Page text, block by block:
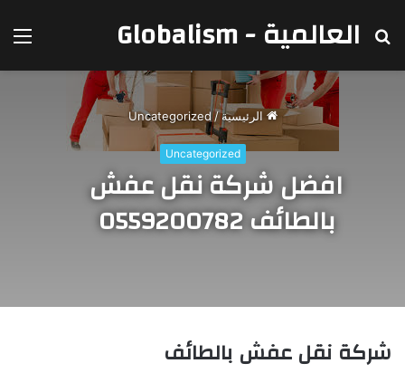
العالمية - Globalism
الرئيسية/
Uncategorized
Uncategorized
افضل شركة نقل عفش
بالطائف 0559200782
شركة نقل عفش بالطائف